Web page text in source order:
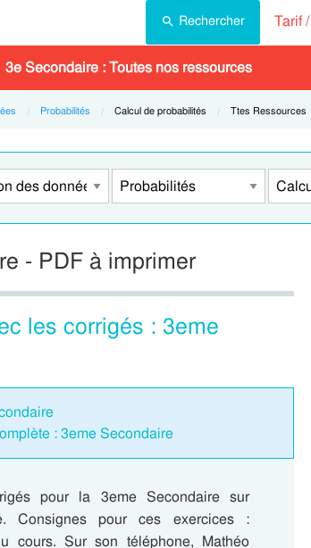
Rechercher Tarif /
3e Secondaire : Toutes nos ressources
Probabilités Current:
Calcul de probabilités Current:
Ttes Ressources
- PDF à imprimer
les corrigés : 3eme
: 3eme Secondaire
pour la 3eme Secondaire sur
Consignes pour ces exercices :
cours. Sur son téléphone, Mathéo